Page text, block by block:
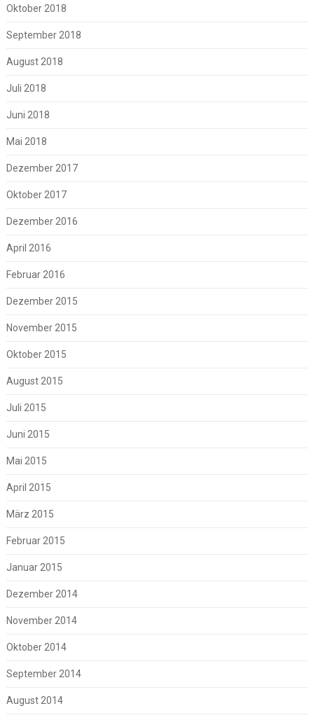
Oktober 2018
September 2018
August 2018
Juli 2018
Juni 2018
Mai 2018
Dezember 2017
Oktober 2017
Dezember 2016
April 2016
Februar 2016
Dezember 2015
November 2015
Oktober 2015
August 2015
Juli 2015
Juni 2015
Mai 2015
April 2015
März 2015
Februar 2015
Januar 2015
Dezember 2014
November 2014
Oktober 2014
September 2014
August 2014